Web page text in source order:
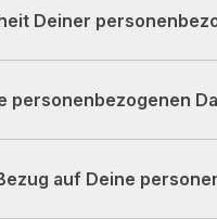
Deiner
personenbezogenen
auf Deine